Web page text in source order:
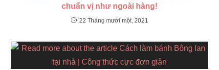
chuẩn vị như ngoài hàng!
22 Tháng mười một, 2021